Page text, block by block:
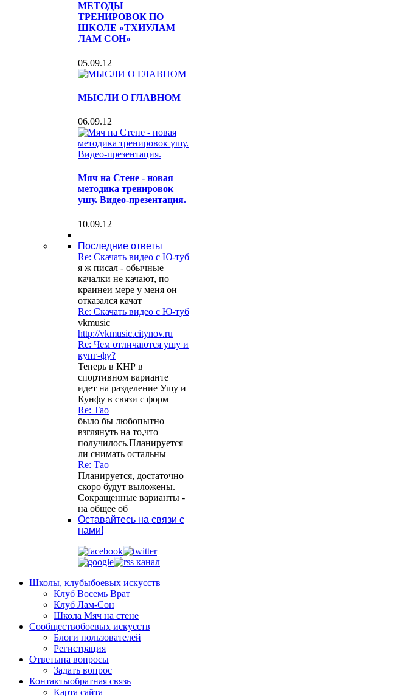
МЕТОДЫ
ТРЕНИРОВОК ПО
ШКОЛЕ «ТХИУЛАМ
ЛАМ СОН»
05.09.12
МЫСЛИ О ГЛАВНОМ
06.09.12
Мяч на Стене - новая
методика тренировок
ушу. Видео-презентация.
10.09.12
Последние ответы
Re: Скачать видео с Ю-туб
я ж писал - обычные
качалки не качают, по
краинеи мере у меня он
отказался качат
Re: Скачать видео с Ю-туб
vkmusic
http://vkmusic.citynov.ru
Re: Чем отличаются ушу и
кунг-фу?
Теперь в КНР в
спортивном варианте
идет на разделение Ушу и
Кунфу в связи с форм
Re: Тао
было бы любопытно
взглянуть на то,что
получилось.Планируется
ли снимать остальны
Re: Тао
Планируется, достаточно
скоро будут выложены.
Сокращенные варианты -
на общее об
Оставайтесь на связи с
нами!
Школы, клубыбоевых искусств
Клуб Восемь Врат
Клуб Лам-Сон
Школа Мяч на стене
Сообществобоевых искусств
Блоги пользователей
Регистрация
Ответына вопросы
Задать вопрос
Контактыобратная связь
Карта сайта